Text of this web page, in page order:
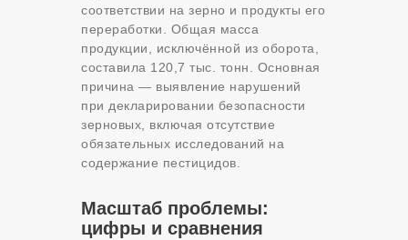
соответствии на зерно и продукты его
переработки. Общая масса
продукции, исключённой из оборота,
составила 120,7 тыс. тонн. Основная
причина — выявление нарушений
при декларировании безопасности
зерновых, включая отсутствие
обязательных исследований на
содержание пестицидов.
Масштаб проблемы:
цифры и сравнения